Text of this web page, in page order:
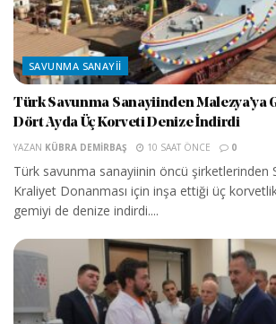
SAVUNMA SANAYII
Türk Savunma Sanayiinden Malezya’ya
Dört Ayda Üç Korveti Denize İndirdi
YAZAN KÜBRA DEMIRBAŞ 10 SAAT ÖNCE 0
Türk savunma sanayiinin öncü şirketlerinden
Kraliyet Donanması için inşa ettiği üç
gemiyi de denize indirdi....